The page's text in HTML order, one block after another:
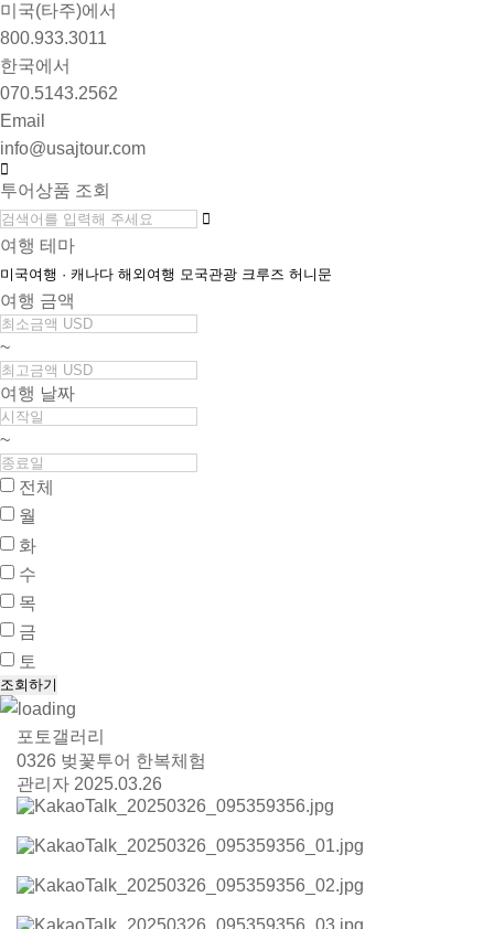
미국(타주)에서
800.933.3011
한국에서
070.5143.2562
Email
info@usajtour.com
투어상품 조회
여행 테마
미국여행 · 캐나다 해외여행 모국관광 크루즈 허니문
여행 금액
~
여행 날짜
~
전체
월
화
수
목
금
토
포토갤러리
0326 벚꽃투어 한복체험
관리자 2025.03.26